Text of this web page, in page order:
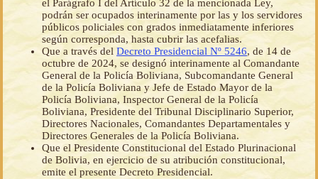
el Parágrafo I del Artículo 32 de la mencionada Ley,
podrán ser ocupados interinamente por las y los servidores
públicos policiales con grados inmediatamente inferiores
según corresponda, hasta cubrir las acefalias.
Que a través del Decreto Presidencial Nº 5246, de 14 de
octubre de 2024, se designó interinamente al Comandante
General de la Policía Boliviana, Subcomandante General
de la Policía Boliviana y Jefe de Estado Mayor de la
Policía Boliviana, Inspector General de la Policía
Boliviana, Presidente del Tribunal Disciplinario Superior,
Directores Nacionales, Comandantes Departamentales y
Directores Generales de la Policía Boliviana.
Que el Presidente Constitucional del Estado Plurinacional
de Bolivia, en ejercicio de su atribución constitucional,
emite el presente Decreto Presidencial.